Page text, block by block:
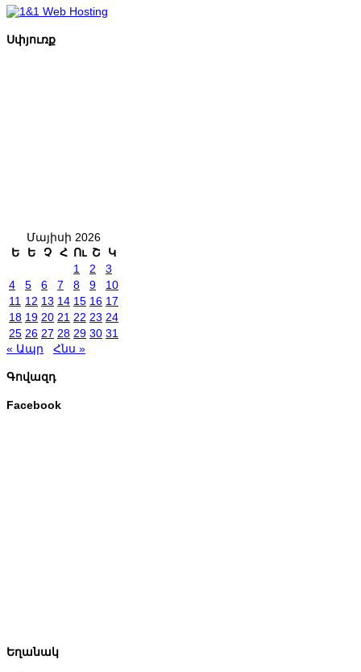
Սփյուռք
Մայիսի 2026
Ե
Ե Չ Հ Ու Շ
Կ
1
2
3
4
5 6 7 8 9
10
11 12 13 14 15 16 17
18 19 20 21 22 23 24
25 26 27 28 29 30 31
« Ապր
Հնս »
Գովազդ
Facebook
Եղանակ